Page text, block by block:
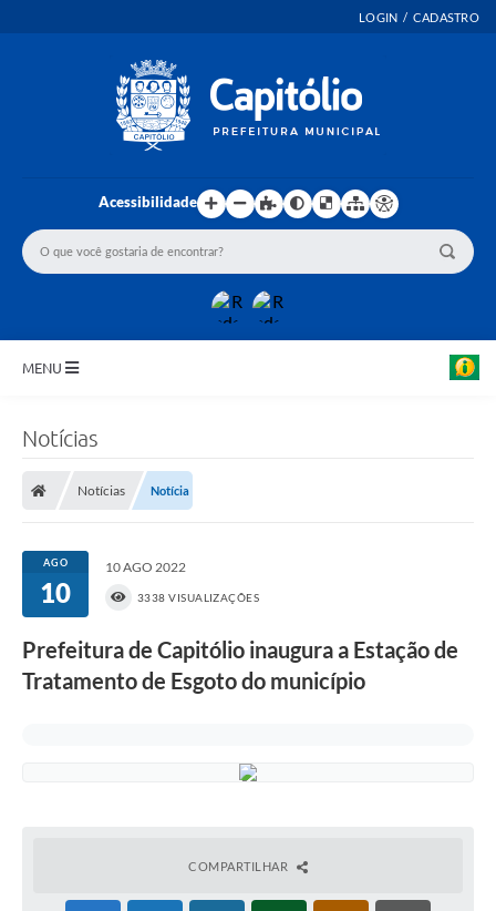
LOGIN / CADASTRO
Acessibilidade
MENU
NORMAS LEGAIS
Controle Interno
Transparência
Editais
Notícias
Notícias Notícia
AGO
10
10 AGO 2022
3338 VISUALIZAÇÕES
Prefeitura de Capitólio inaugura a Estação de
Tratamento de Esgoto do município
COMPARTILHAR